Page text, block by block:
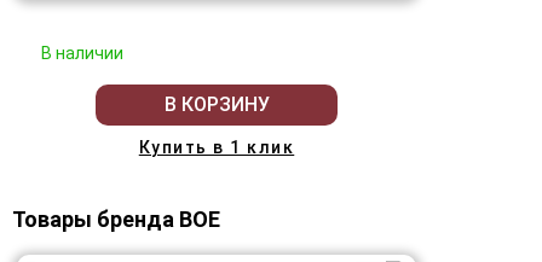
В наличии
В КОРЗИНУ
Купить в 1 клик
Товары бренда BOE